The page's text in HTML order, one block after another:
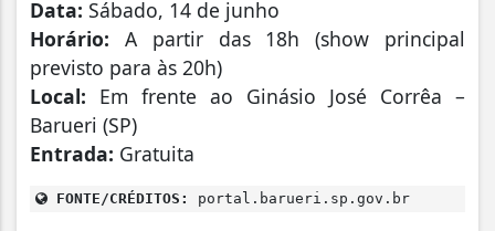
Data: Sábado, 14 de junho
Horário: A partir das 18h (show principal
previsto para às 20h)
Local: Em frente ao Ginásio José Corrêa –
Barueri (SP)
Entrada: Gratuita
FONTE/CRÉDITOS: portal.barueri.sp.gov.br